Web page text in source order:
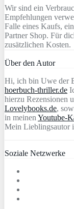
Wir sind ein
Empfehlungen
Falle eines Kaufs,
Partner Shop. Für
zusätzlichen Kosten.
Über den Autor
Hi, ich bin Uwe der
hoerbuch-thriller.de
hierzu Rezensionen
Lovelybooks.de,
in meinen Youtube-
Mein Lieblingsautor
Soziale Netzwerke